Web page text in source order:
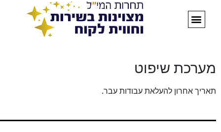
מערכת שיפוט
תאריך אחרון להעלאת עבודות עבר.